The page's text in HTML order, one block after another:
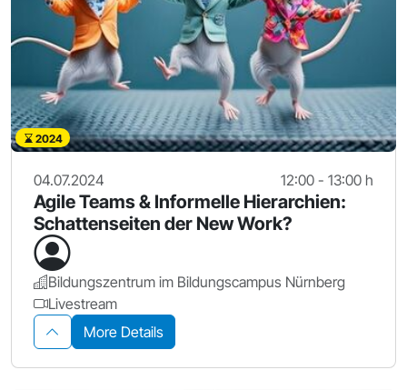
2024
04.07.2024 12:00 - 13:00 h
Agile Teams & Informelle Hierarchien:
Schattenseiten der New Work?
Bildungszentrum im Bildungscampus Nürnberg
Livestream
More Details